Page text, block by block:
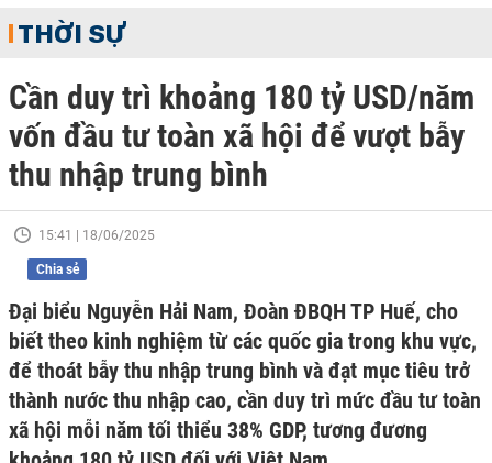
THỜI SỰ
Cần duy trì khoảng 180 tỷ USD/năm
vốn đầu tư toàn xã hội để vượt bẫy
thu nhập trung bình
15:41 | 18/06/2025
Chia sẻ
Đại biểu Nguyễn Hải Nam, Đoàn ĐBQH TP Huế, cho
biết theo kinh nghiệm từ các quốc gia trong khu vực,
để thoát bẫy thu nhập trung bình và đạt mục tiêu trở
thành nước thu nhập cao, cần duy trì mức đầu tư toàn
xã hội mỗi năm tối thiểu 38% GDP, tương đương